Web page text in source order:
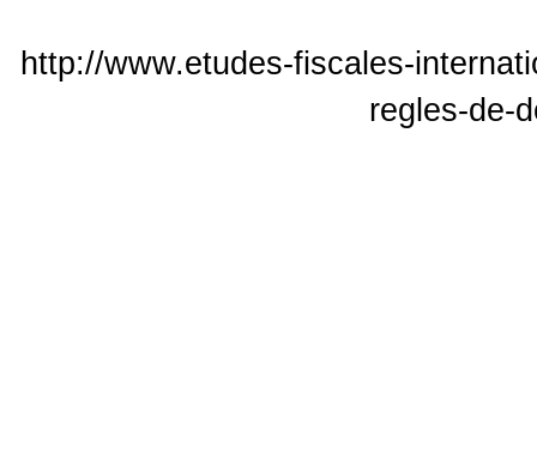
http://www.etudes-fiscales-
regles-de-